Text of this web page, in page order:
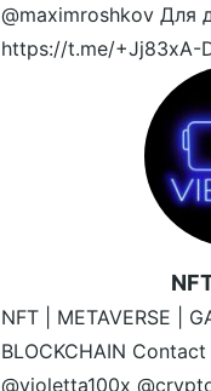
@maximroshkov Для
https://t.me/+Jj83xA-
NFT | METAVERSE |
BLOCKCHAIN
@violetta100x